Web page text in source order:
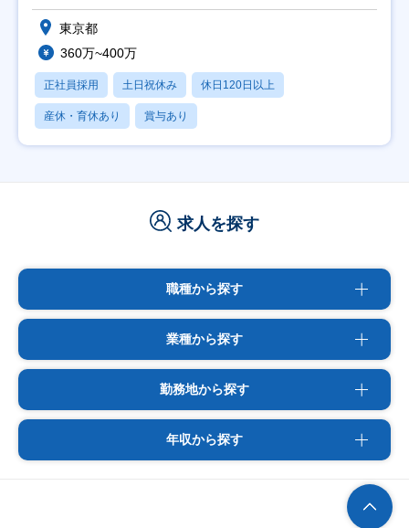
東京都
360万~400万
正社員採用 土日祝休み 休日120日以上
産休・育休あり 賞与あり
求人を探す
職種から探す
業種から探す
勤務地から探す
年収から探す